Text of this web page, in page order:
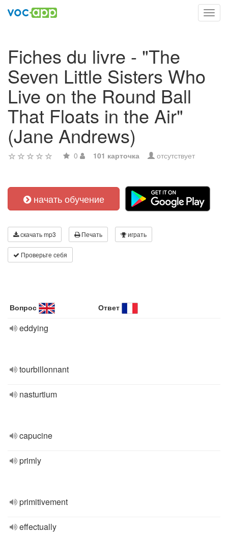
Fiches du livre - "The
Seven Little Sisters Who
Live on the Round Ball
That Floats in the Air"
(Jane Andrews)
0 101 карточка отсутствует
начать обучение
скачать mp3 Печать играть
Проверьте себя
Вопрос Ответ
eddying
tourbillonnant
nasturtium
capucine
primly
primitivement
effectually